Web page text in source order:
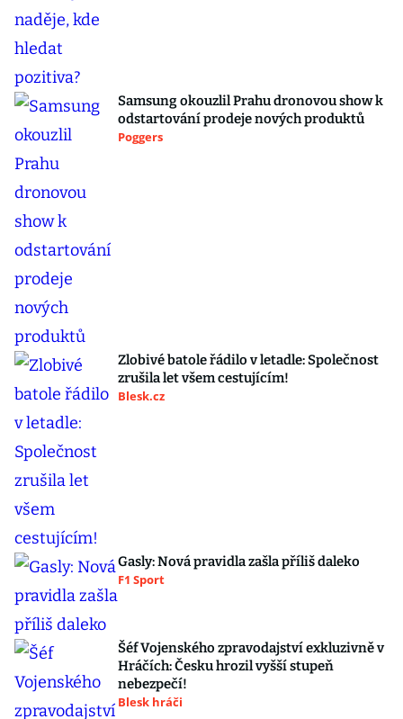
Samsung okouzlil Prahu dronovou show k
odstartování prodeje nových produktů
Poggers
Zlobivé batole řádilo v letadle: Společnost
zrušila let všem cestujícím!
Blesk.cz
Gasly: Nová pravidla zašla příliš daleko
F1 Sport
Šéf Vojenského zpravodajství exkluzivně v
Hráčích: Česku hrozil vyšší stupeň
nebezpečí!
Blesk hráči